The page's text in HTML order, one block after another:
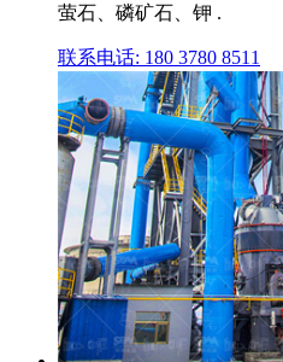
萤石、磷矿石、钾 .
联系电话: 180 3780 8511